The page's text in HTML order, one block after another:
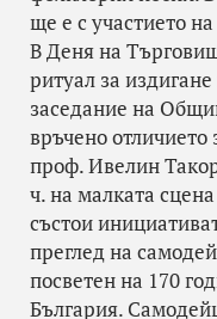
ще е с участието
В Деня на
ритуал за
заседание на
връчено
проф. Ивелин
ч. на малката
състои
преглед на
посветен на 170
България.